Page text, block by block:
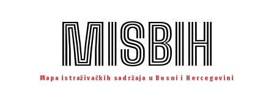
MISBIH
Mapa istraživačkih sadržaja u Bosni i Hercegovini